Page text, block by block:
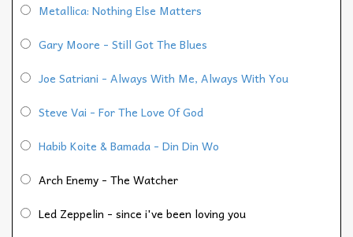
Metallica: Nothing Else Matters
Gary Moore - Still Got The Blues
Joe Satriani - Always With Me, Always With You
Steve Vai - For The Love Of God
Habib Koite & Bamada - Din Din Wo
Arch Enemy - The Watcher
Led Zeppelin - since i've been loving you